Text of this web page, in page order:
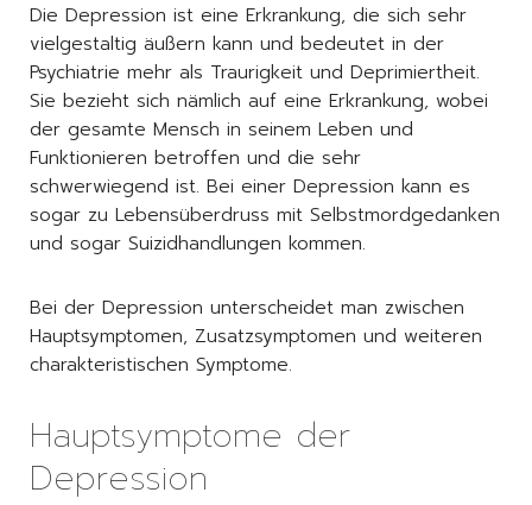
Die Depression ist eine Erkrankung, die sich sehr
vielgestaltig äußern kann und bedeutet in der
Psychiatrie mehr als Traurigkeit und Deprimiertheit.
Sie bezieht sich nämlich auf eine Erkrankung, wobei
der gesamte Mensch in seinem Leben und
Funktionieren betroffen und die sehr
schwerwiegend ist. Bei einer Depression kann es
sogar zu Lebensüberdruss mit Selbstmordgedanken
und sogar Suizidhandlungen kommen.
Bei der Depression unterscheidet man zwischen
Hauptsymptomen, Zusatzsymptomen und weiteren
charakteristischen Symptome.
Hauptsymptome der
Depression